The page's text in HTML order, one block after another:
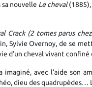
sa nouvelle Le cheval
Crack (2 tomes parus
Sylvie Overnoy, de se
d’un cheval vivant confiné
imaginé, avec l’aide son
dieu des